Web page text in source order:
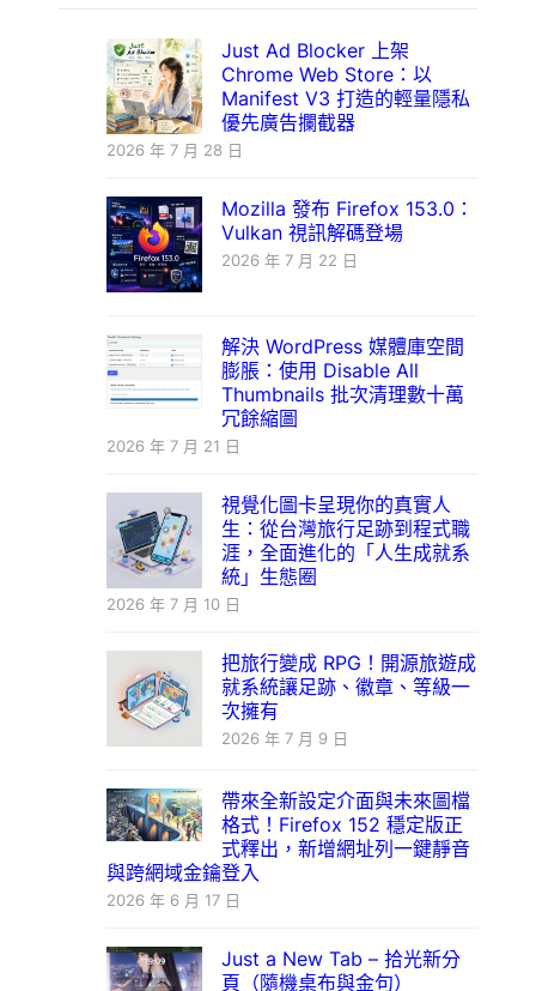
Just Ad Blocker 上架
Chrome Web Store：以
Manifest V3 打造的輕量隱私
優先廣告攔截器
2026 年 7 月 28 日
Mozilla 發布 Firefox 153.0：
Vulkan 視訊解碼登場
2026 年 7 月 22 日
解決 WordPress 媒體庫空間
膨脹：使用 Disable All
Thumbnails 批次清理數十萬
冗餘縮圖
2026 年 7 月 21 日
視覺化圖卡呈現你的真實人
生：從台灣旅行足跡到程式職
涯，全面進化的「人生成就系
統」生態圈
2026 年 7 月 10 日
把旅行變成 RPG！開源旅遊成
就系統讓足跡、徽章、等級一
次擁有
2026 年 7 月 9 日
帶來全新設定介面與未來圖檔
格式！Firefox 152 穩定版正
式釋出，新增網址列一鍵靜音
與跨網域金鑰登入
2026 年 6 月 17 日
Just a New Tab – 拾光新分
頁（隨機桌布與金句）